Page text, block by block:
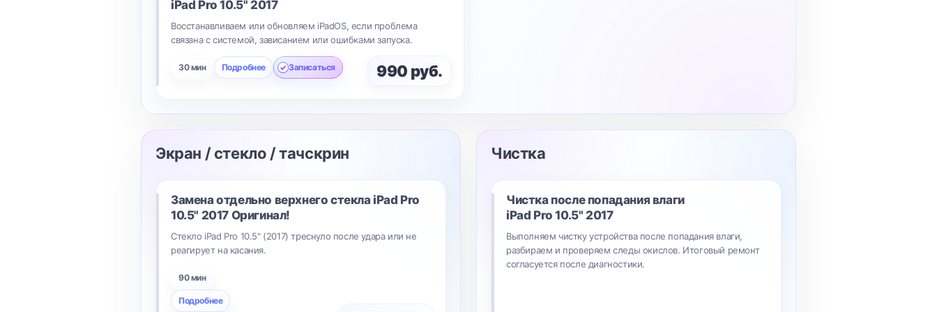
iPad Pro 10.5" 2017
Восстанавливаем или обновляем iPadOS, если проблема
связана с системой, зависанием или ошибками запуска.
30 мин Подробнее Записаться 990 руб.
Экран / стекло / тачскрин
Замена отдельно верхнего стекла iPad Pro
10.5" 2017 Оригинал!
Стекло iPad Pro 10.5" (2017) треснуло после удара или не
реагирует на касания.
90 мин
Подробнее
Чистка
Чистка после попадания влаги
iPad Pro 10.5" 2017
Выполняем чистку устройства после попадания влаги,
разбираем и проверяем следы окислов. Итоговый ремонт
согласуется после диагностики.